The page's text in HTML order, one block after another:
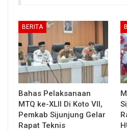
BERITA
Bahas Pelaksanaan
MTQ ke-XLII Di Koto VII,
Pemkab Sijunjung Gelar
Rapat Teknis